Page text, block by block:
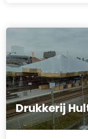
Drukkerij